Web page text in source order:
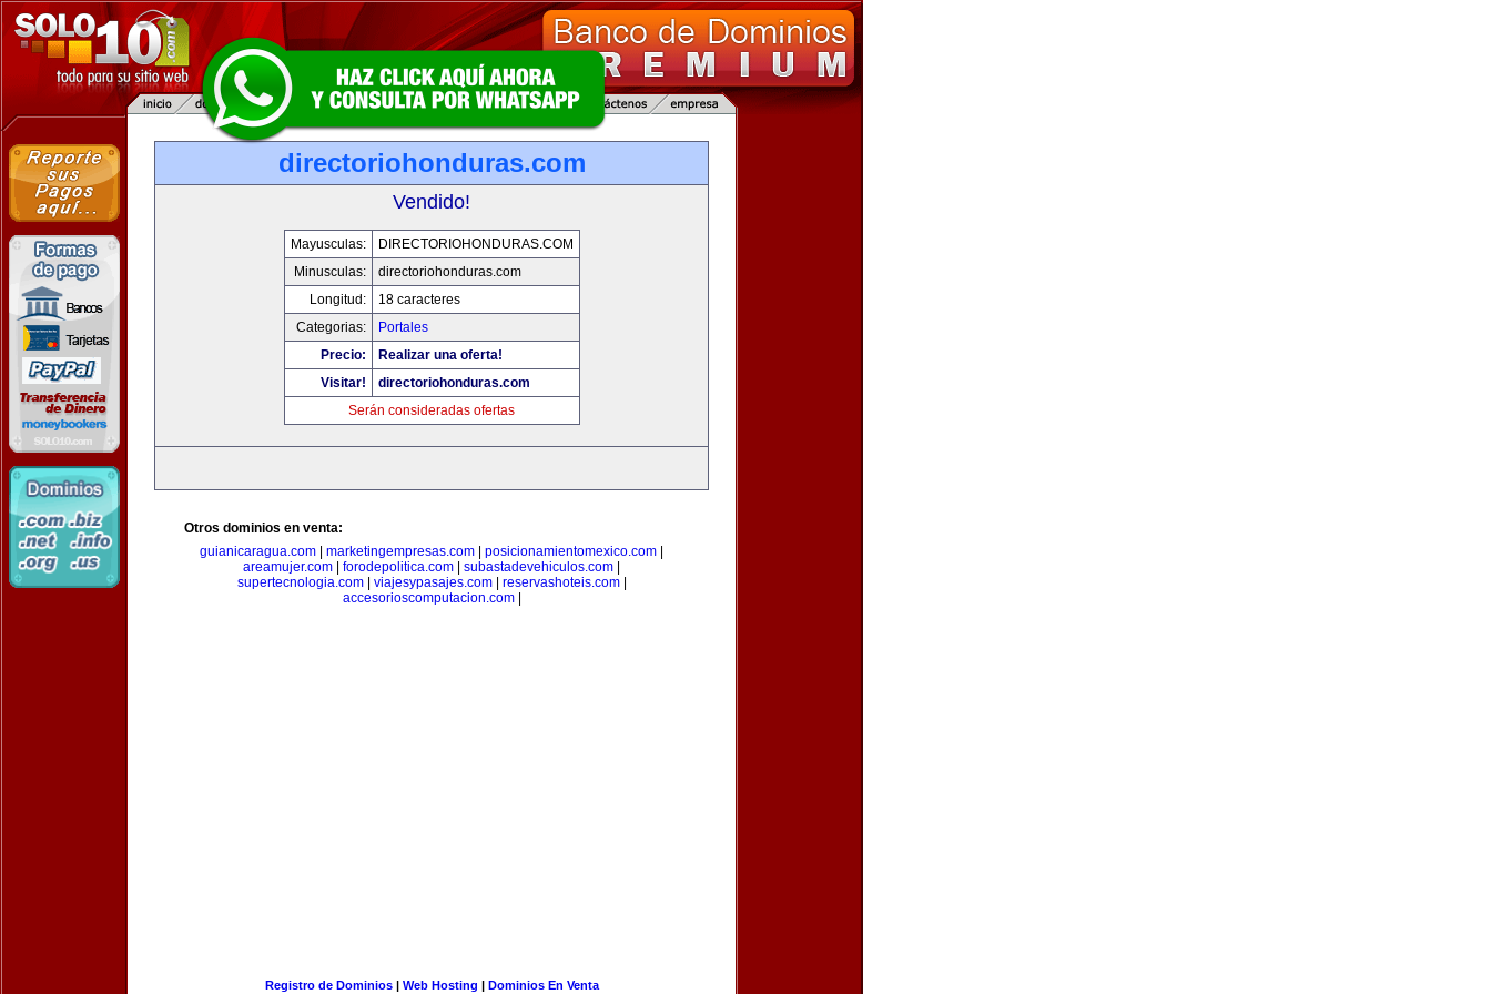
directoriohonduras.com
Vendido!
Mayusculas:
DIRECTORIOHONDURAS.COM
Minusculas:
directoriohonduras.com
Longitud:
18 caracteres
Categorias:
Portales
Precio:
Realizar una oferta!
Visitar!
directoriohonduras.com
Serán consideradas ofertas
Otros dominios en venta:
guianicaragua.com
marketingempresas.com posicionamientomexico.com
areamujer.com
forodepolitica.com subastadevehiculos.com
supertecnologia.com| viajesypasajes.com| reservashoteis.com|
accesorioscomputacion.com|
Registro de Dominios| Web Hosting | Dominios En Venta